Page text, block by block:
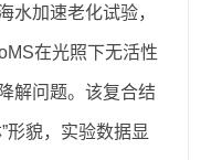
水加速老化试验，
在光照下无活性
解问题。该复合结
形貌，实验数据显